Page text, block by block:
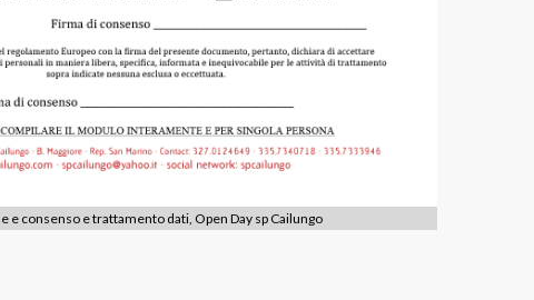
e consenso e trattamento dati, Open Day sp Cailungo